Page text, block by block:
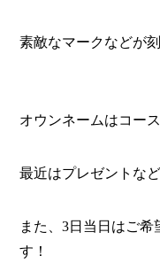
素敵なマークなどが
オウンネームはコー
最近はプレゼントな
また、3日当日はご希
す！